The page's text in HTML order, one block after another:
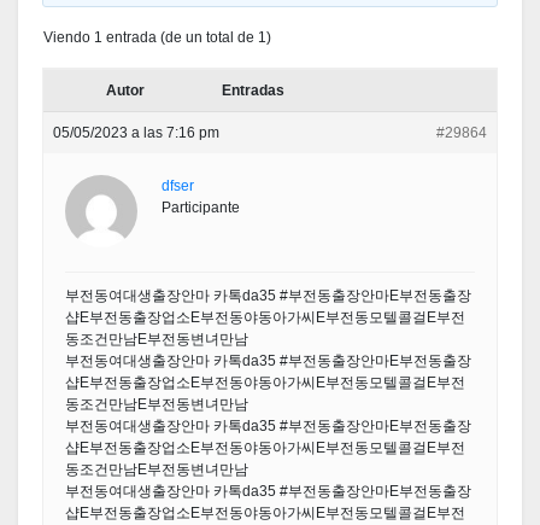
Viendo 1 entrada (de un total de 1)
Autor Entradas
05/05/2023 a las 7:16 pm #29864
dfser
Participante
부전동여대생출장안마 카톡da35 #부전동출장안마Ε부전동출장
샵Ε부전동출장업소Ε부전동야동아가씨Ε부전동모텔콜걸Ε부전
동조건만남Ε부전동변녀만남
부전동여대생출장안마 카톡da35 #부전동출장안마Ε부전동출장
샵Ε부전동출장업소Ε부전동야동아가씨Ε부전동모텔콜걸Ε부전
동조건만남Ε부전동변녀만남
부전동여대생출장안마 카톡da35 #부전동출장안마Ε부전동출장
샵Ε부전동출장업소Ε부전동야동아가씨Ε부전동모텔콜걸Ε부전
동조건만남Ε부전동변녀만남
부전동여대생출장안마 카톡da35 #부전동출장안마Ε부전동출장
샵Ε부전동출장업소Ε부전동야동아가씨Ε부전동모텔콜걸Ε부전